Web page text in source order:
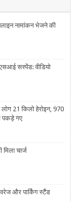
नामांकन भेजने की
सस्पेंड: वीडियो
21 किलो हेरोइन, 970
पकड़े गए
चार्ज
और पार्किंग स्टैंड